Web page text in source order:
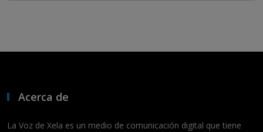
Acerca de
La Voz de Xela es un medio de comunicación digital que tiene